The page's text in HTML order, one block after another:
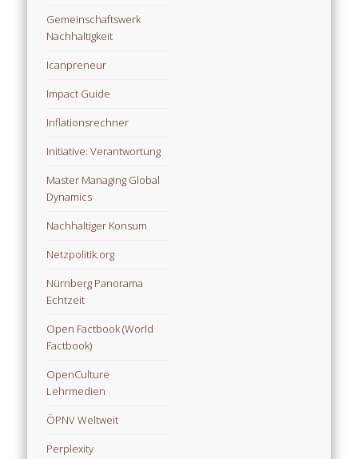
Gemeinschaftswerk
Nachhaltigkeit
Icanpreneur
Impact Guide
Inflationsrechner
Initiative: Verantwortung
Master Managing Global
Dynamics
Nachhaltiger Konsum
Netzpolitik.org
Nürnberg Panorama
Echtzeit
Open Factbook (World
Factbook)
OpenCulture
Lehrmedien
ÖPNV Weltweit
Perplexity